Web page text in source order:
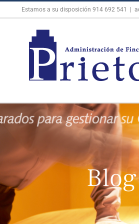
Estamos a su disposición 914 692 541
Blog